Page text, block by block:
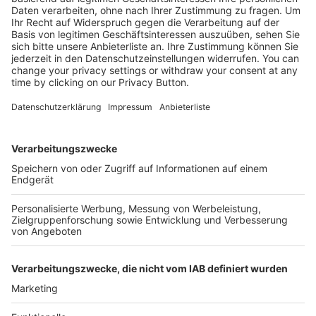
Mehr Infos
Kostenlose Rücksendung bis zu 14 Tage nach
Bestelleingang (innerhalb Deutschlands).
Versandkosten.
Der Bestellprozess ist mit Hilfe eines SSL-
SERVICE HOTLINE
SHOP SERVICE